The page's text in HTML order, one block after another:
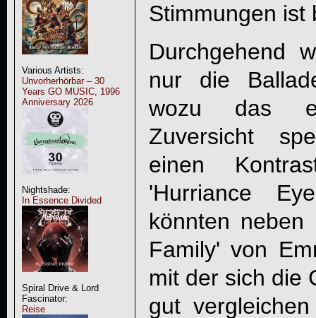
Various Artists:
Unvorherhörbar – 30
Years GO MUSIC, 1996
Anniversary 2026
Nightshade:
In Essence Divided
Spiral Drive & Lord
Fascinator:
Reise
Stimmungen ist
Durchgehend
nur die
wozu das
Zuversicht
einen
'Hurriance
könnten neben
Family' von
mit der sich die
gut